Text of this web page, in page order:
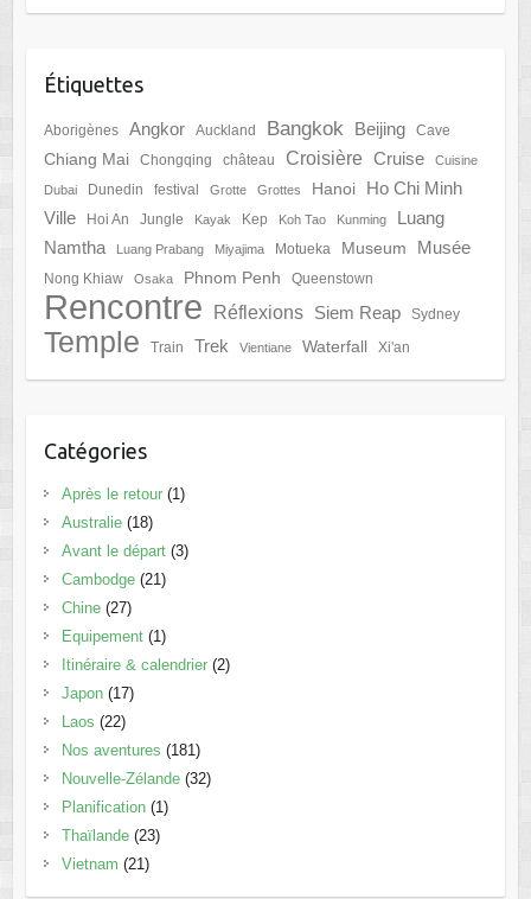
Étiquettes
Aborigènes Angkor Auckland Bangkok Beijing Cave
Chiang Mai Chongqing château Croisière Cruise Cuisine
Dubai Dunedin festival Grotte Grottes Hanoi
Ho Chi Minh
Ville
Hoi An Jungle Kayak Kep Koh Tao Kunming
Luang
Namtha
Luang Prabang Miyajima Motueka Museum Musée
Nong Khiaw Osaka Phnom Penh Queenstown
Rencontre Réflexions Siem Reap Sydney
Temple Train Trek Vientiane Waterfall Xi'an
Catégories
Après le retour(1)
Australie(18)
Avant le départ(3)
Cambodge(21)
Chine(27)
Equipement(1)
Itinéraire & calendrier(2)
Japon(17)
Laos (22)
Nos aventures (181)
Nouvelle-Zélande(32)
Planification(1)
Thaïlande(23)
Vietnam (21)